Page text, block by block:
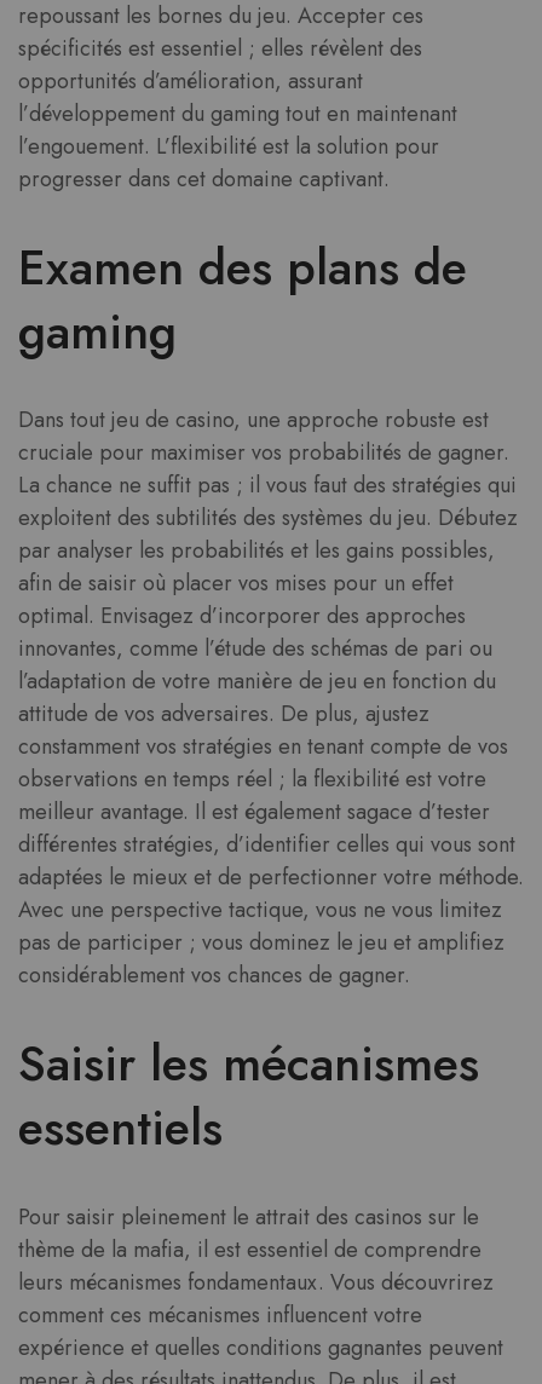
repoussant les bornes du jeu. Accepter ces
spécificités est essentiel ; elles révèlent des
opportunités d’amélioration, assurant
l’développement du gaming tout en maintenant
l’engouement. L’flexibilité est la solution pour
progresser dans cet domaine captivant.
Examen des plans de
gaming
Dans tout jeu de casino, une approche robuste est
cruciale pour maximiser vos probabilités de gagner.
La chance ne suffit pas ; il vous faut des stratégies qui
exploitent des subtilités des systèmes du jeu. Débutez
par analyser les probabilités et les gains possibles,
afin de saisir où placer vos mises pour un effet
optimal. Envisagez d’incorporer des approches
innovantes, comme l’étude des schémas de pari ou
l’adaptation de votre manière de jeu en fonction du
attitude de vos adversaires. De plus, ajustez
constamment vos stratégies en tenant compte de vos
observations en temps réel ; la flexibilité est votre
meilleur avantage. Il est également sagace d’tester
différentes stratégies, d’identifier celles qui vous sont
adaptées le mieux et de perfectionner votre méthode.
Avec une perspective tactique, vous ne vous limitez
pas de participer ; vous dominez le jeu et amplifiez
considérablement vos chances de gagner.
Saisir les mécanismes
essentiels
Pour saisir pleinement le attrait des casinos sur le
thème de la mafia, il est essentiel de comprendre
leurs mécanismes fondamentaux. Vous découvrirez
comment ces mécanismes influencent votre
expérience et quelles conditions gagnantes peuvent